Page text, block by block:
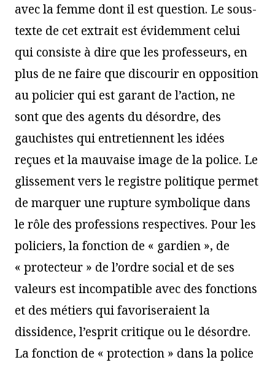
avec la femme dont il est question. Le sous-
texte de cet extrait est évidemment celui
qui consiste à dire que les professeurs, en
plus de ne faire que discourir en opposition
au policier qui est garant de l’action, ne
sont que des agents du désordre, des
gauchistes qui entretiennent les idées
reçues et la mauvaise image de la police. Le
glissement vers le registre politique permet
de marquer une rupture symbolique dans
le rôle des professions respectives. Pour les
policiers, la fonction de « gardien », de
« protecteur » de l’ordre social et de ses
valeurs est incompatible avec des fonctions
et des métiers qui favoriseraient la
dissidence, l’esprit critique ou le désordre.
La fonction de « protection » dans la police